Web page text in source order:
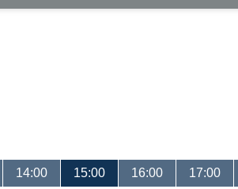
14:00 15:00 16:00 17:00